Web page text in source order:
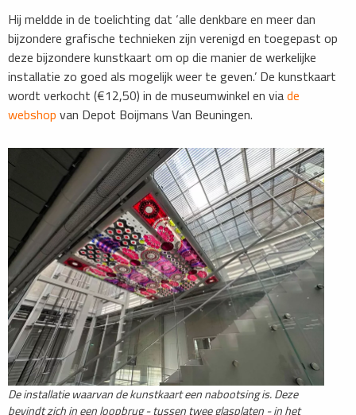
Hij meldde in de toelichting dat ‘alle denkbare en meer dan
bijzondere grafische technieken zijn verenigd en toegepast op
deze bijzondere kunstkaart om op die manier de werkelijke
installatie zo goed als mogelijk weer te geven.’ De kunstkaart
wordt verkocht (€12,50) in de museumwinkel en viade
webshopvan Depot Boijmans Van Beuningen.
De installatie waarvan de kunstkaart een nabootsing is. Deze
bevindt zich in een loopbrug - tussen twee glasplaten - in het